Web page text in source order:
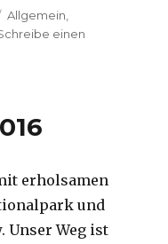
Kategorien
Allgemein
einen
erholsamen
und
Unser Weg ist